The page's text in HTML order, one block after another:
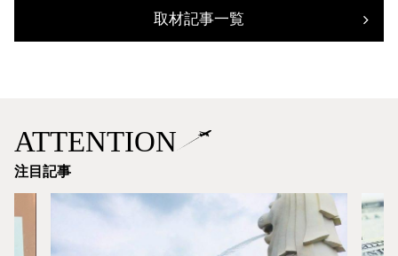
取材記事一覧
ATTENTION
注目記事